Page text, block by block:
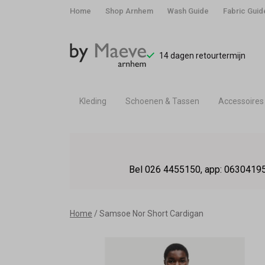
Home Shop Arnhem Wash Guide Fabric
14 dagen retourtermijn
Kleding Schoenen & Tassen Accessoires
Cardigan
Bel 026 4455150, app:
Home Samsoe Nor Short Cardigan